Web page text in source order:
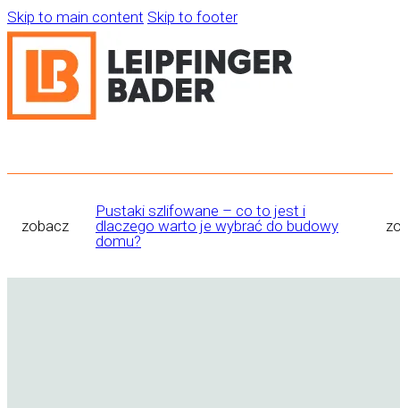
Skip to main content Skip to footer
zobacz
Pustaki szlifowane – co to jest i
dlaczego warto je wybrać do budowy
domu?